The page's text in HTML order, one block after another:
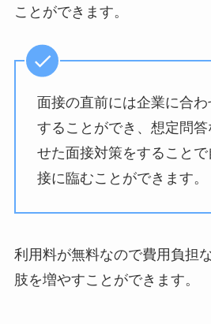
ことができます。
面接の直前には企業に合
することができ、想定問
せた面接対策をすること
接に臨むことができます。
利用料が無料なので費用負担
肢を増やすことができます。